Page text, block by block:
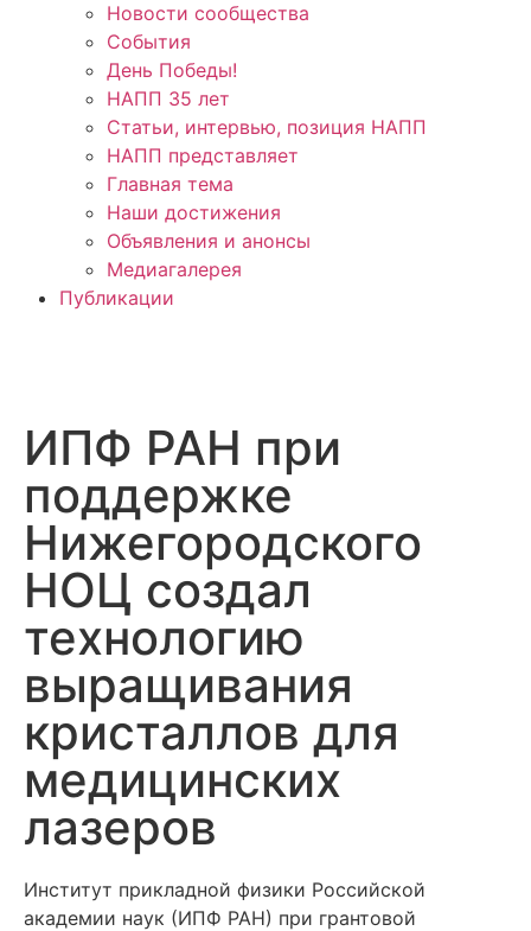
Новости сообщества
События
День Победы!
НАПП 35 лет
Статьи, интервью, позиция НАПП
НАПП представляет
Главная тема
Наши достижения
Объявления и анонсы
Медиагалерея
Публикации
ИПФ РАН при
поддержке
Нижегородского
НОЦ создал
технологию
выращивания
кристаллов для
медицинских
лазеров
Институт прикладной физики Российской
академии наук (ИПФ РАН) при грантовой